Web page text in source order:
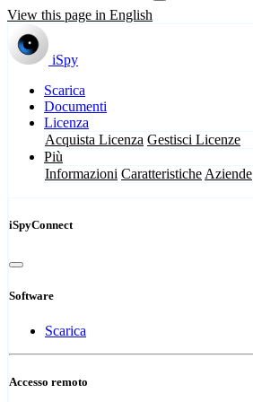
View this page in English
iSpy
Scarica
Documenti
Licenza
Acquista Licenza Gestisci Licenze
Più
Informazioni Caratteristiche Aziende
iSpyConnect
Software
Scarica
Accesso remoto